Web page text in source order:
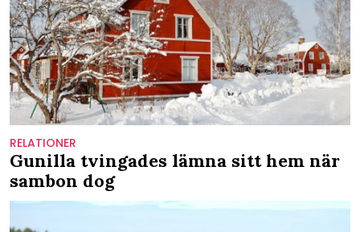
RELATIONER
Gunilla tvingades lämna sitt hem när
sambon dog